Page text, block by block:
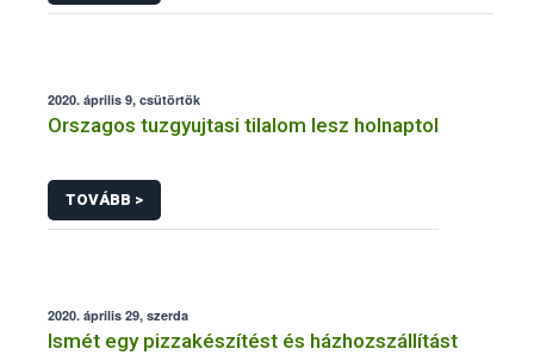
2020. április 9, csütörtök
Orszagos tuzgyujtasi tilalom lesz holnaptol
TOVÁBB >
2020. április 29, szerda
Ismét egy pizzakészítést és házhozszállítást